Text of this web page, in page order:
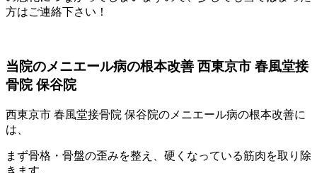
方はご連絡下さい！
当院のメニエール病の根本改善 西東京市 春風堂接
骨院 保谷院
西東京市 春風堂接骨院 保谷院のメニエール病の根本改善に
は、
まず骨格・骨盤の歪みを整え、硬くなっている筋肉を取り除
きます。